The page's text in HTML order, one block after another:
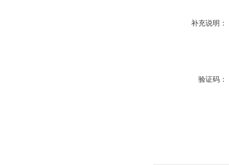
补充说明：
验证码：